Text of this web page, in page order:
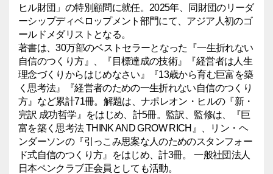
ヒル財団」の特別顧問に就任。2025年、同財団のリーダ
ーシップディベロップメント部門にて、アジア人初のゴ
ールドメダリストとなる。
著書は、30万部のベストセラーとなった『一生折れない
自信のつくり方』、『目標達成の技術』『経営者は人生
理念づくりからはじめなさい』『13歳から育む巨富を築
く思考法』『経営者のための一生折れない自信のつくり
方』など累計71冊。解題は、ナポレオン・ヒルの『新・
完訳 成功哲学』をはじめ、計5冊。監訳、監修は、『巨
富を築く思考法 THINK AND GROW RICH』、リン・ヘ
ンダーソンの『引っこみ思案な人のためのスタンフォー
ド式自信のつくり方』をはじめ、計3冊。 一般社団法人
日本ペンクラブ正会員としても活動。